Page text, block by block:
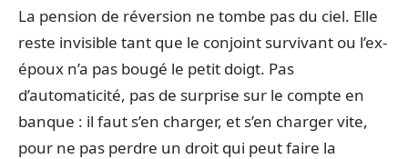
La pension de réversion ne tombe pas du ciel. Elle
reste invisible tant que le conjoint survivant ou l’ex-
époux n’a pas bougé le petit doigt. Pas
d’automaticité, pas de surprise sur le compte en
banque : il faut s’en charger, et s’en charger vite,
pour ne pas perdre un droit qui peut faire la